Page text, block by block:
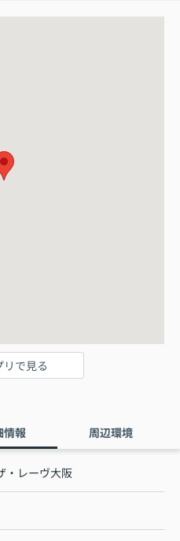
で見る
情報 周辺環境
・レーヴ大阪